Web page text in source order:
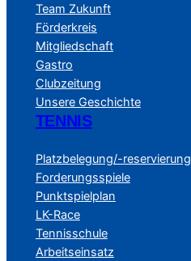
Team Zukunft
Förderkreis
Mitgliedschaft
Gastro
Clubzeitung
Unsere Geschichte
TENNIS
Platzbelegung/-reservierung
Forderungsspiele
Punktspielplan
LK-Race
Tennisschule
Arbeitseinsatz